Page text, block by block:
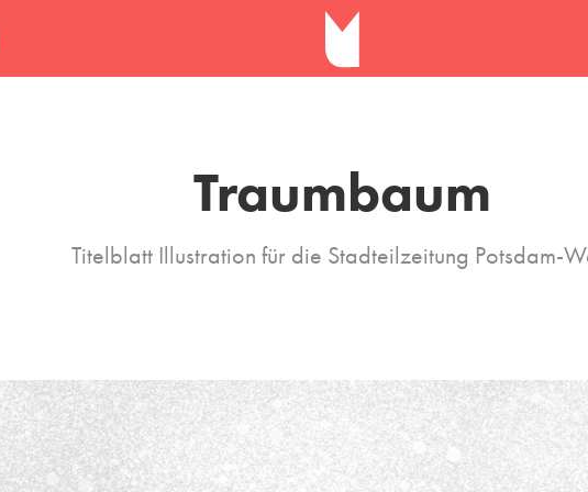
Traumbaum
Titelblatt Illustration für die Stadteilzeitung Potsdam-